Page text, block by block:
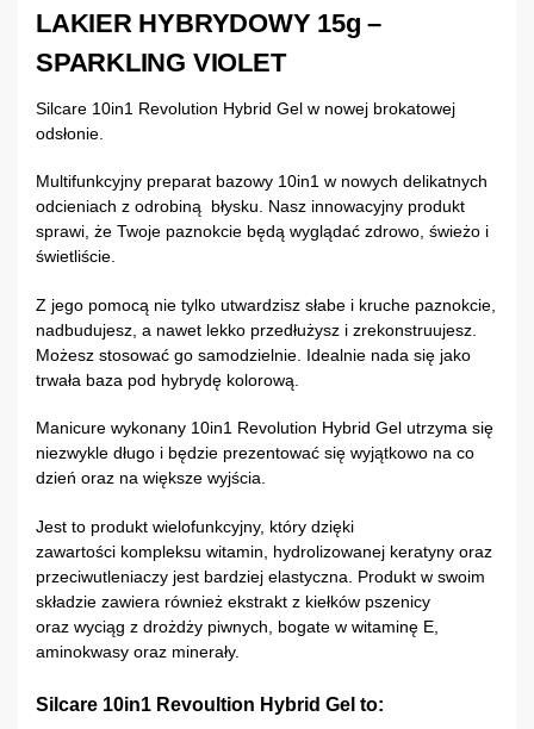
LAKIER HYBRYDOWY 15g –
SPARKLING VIOLET
Silcare 10in1 Revolution Hybrid Gel w nowej brokatowej
odsłonie.
Multifunkcyjny preparat bazowy 10in1 w nowych delikatnych
odcieniach z odrobiną błysku. Nasz innowacyjny produkt
sprawi, że Twoje paznokcie będą wyglądać zdrowo, świeżo i
świetliście.
Z jego pomocą nie tylko utwardzisz słabe i kruche paznokcie,
nadbudujesz, a nawet lekko przedłużysz i zrekonstruujesz.
Możesz stosować go samodzielnie. Idealnie nada się jako
trwała baza pod hybrydę kolorową.
Manicure wykonany 10in1 Revolution Hybrid Gel utrzyma się
niezwykle długo i będzie prezentować się wyjątkowo na co
dzień oraz na większe wyjścia.
Jest to produkt wielofunkcyjny, który dzięki
zawartości kompleksu witamin, hydrolizowanej keratyny oraz
przeciwutleniaczy jest bardziej elastyczna. Produkt w swoim
składzie zawiera również ekstrakt z kiełków pszenicy
oraz wyciąg z drożdży piwnych, bogate w witaminę E,
aminokwasy oraz minerały.
Silcare 10in1 Revoultion Hybrid Gel to: